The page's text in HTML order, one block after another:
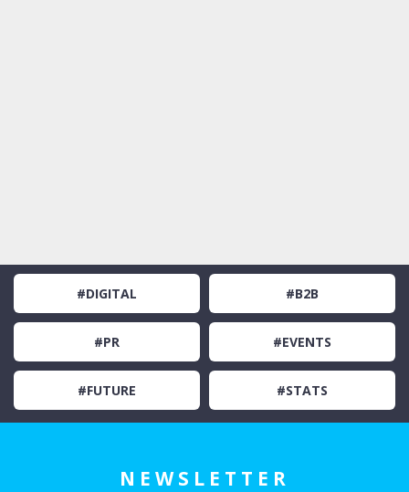
#DIGITAL #B2B
#PR #EVENTS
#FUTURE #STATS
NEWSLETTER